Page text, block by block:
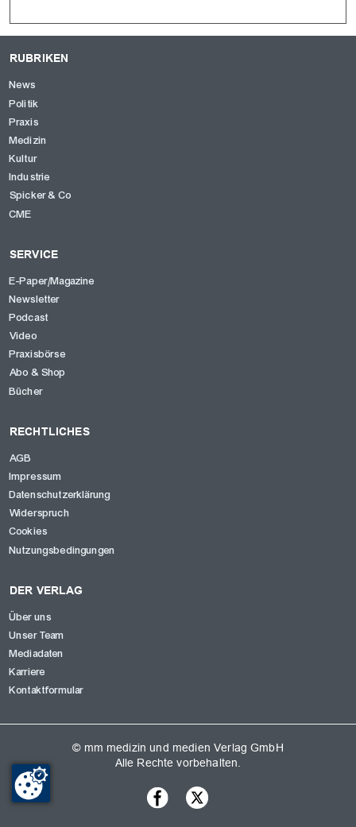
RUBRIKEN
News
Politik
Praxis
Medizin
Kultur
Industrie
Spicker & Co
CME
SERVICE
E-Paper/Magazine
Newsletter
Podcast
Video
Praxisbörse
Abo & Shop
Bücher
RECHTLICHES
AGB
Impressum
Datenschutzerklärung
Widerspruch
Cookies
Nutzungsbedingungen
DER VERLAG
Über uns
Unser Team
Mediadaten
Karriere
Kontaktformular
© mm medizin und medien Verlag GmbH
Alle Rechte vorbehalten.